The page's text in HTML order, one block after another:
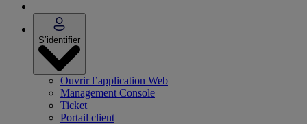
S’identifier
Ouvrir l’application Web
Management Console
Ticket
Portail client